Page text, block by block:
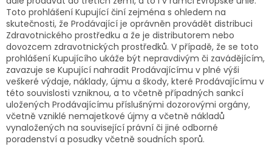
Toto prohlášení Kupující činí zejména s ohledem na
skutečnosti, že Prodávající je oprávněn provádět distribuci
Zdravotnického prostředku a že je distributorem nebo
dovozcem zdravotnických prostředků. V případě, že se toto
prohlášení Kupujícího ukáže být nepravdivým či zavádějícím,
zavazuje se Kupující nahradit Prodávajícímu v plné výši
veškeré výdaje, náklady, újmu a škody, které Prodávajícímu v
této souvislosti vzniknou, a to včetně případných sankcí
uložených Prodávajícímu příslušnými dozorovými orgány,
včetně vzniklé nemajetkové újmy a včetně nákladů
vynaložených na související právní či jiné odborné
poradenství a posudky včetně soudních sporů.